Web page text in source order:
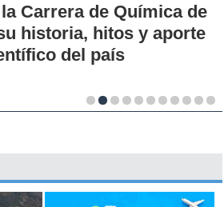
Carrera de Química de
historia, hitos y aporte
del país